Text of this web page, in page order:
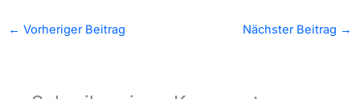
← Vorheriger Beitrag Nächster Beitrag →